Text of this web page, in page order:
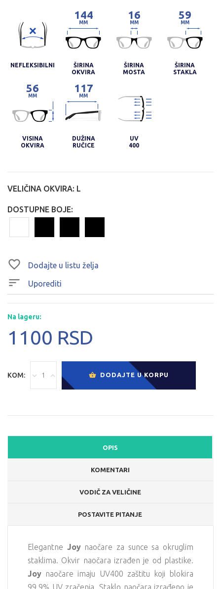
NEFLEKSIBILNI
144
MM
ŠIRINA
OKVIRA
16
MM
ŠIRINA
MOSTA
59
MM
ŠIRINA
STAKLA
56
MM
VISINA
OKVIRA
117
MM
DUŽINA
RUČICE
UV
400
VELIČINA OKVIRA: L
DOSTUPNE BOJE:
Dodajte u listu želja
Uporediti
Na lageru:
1100 RSD
KOM: DODAJTE U KORPU
OPIS
KOMENTARI
VODIČ ZA VELIČINE
POSTAVITE PITANJE
Elegantne Joynaočare za sunce sa okruglim
staklima. Okvir naočara izrađen je od plastike.
Joy naočare imaju UV400 zaštitu koji blokira
99,9% UV zračenja. Staklo naočara izrađeno je